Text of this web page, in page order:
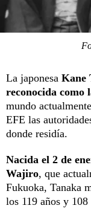
La japonesa Kane
reconocida como
mundo
EFE las
donde residía.
Nacida el 2 de
Wajiro, que
Fukuoka, Tanaka
los 119 años y 108